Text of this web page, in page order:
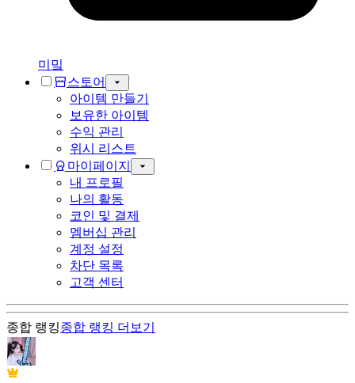
미밐
스토어
아이템 만들기
보유한 아이템
수익 관리
위시 리스트
마이페이지
내 프로필
나의 활동
코인 및 결제
멤버십 관리
계정 설정
차단 목록
고객 센터
종합 랭킹종합 랭킹 더보기